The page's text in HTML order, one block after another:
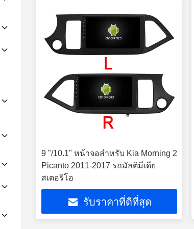
9 "/10.1" หน้าจอสำหรับ Kia Morning 2
Picanto 2011-2017 รถมัลติมีเดีย
สเตอริโอ
รับราคาที่ดีที่สุด